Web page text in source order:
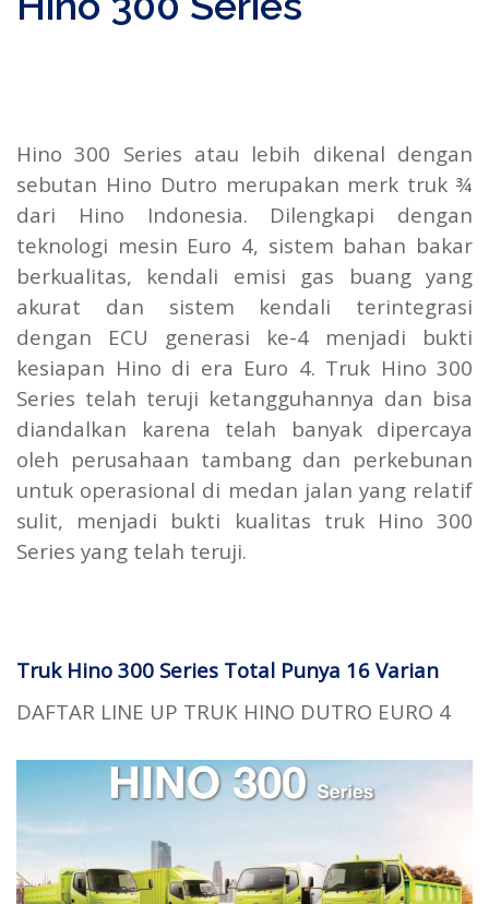
Hino 300 Series atau lebih dikenal dengan
sebutan Hino Dutro merupakan merk truk ¾
dari Hino Indonesia. Dilengkapi dengan
teknologi mesin Euro 4, sistem bahan bakar
berkualitas, kendali emisi gas buang yang
akurat dan sistem kendali terintegrasi
dengan ECU generasi ke-4 menjadi bukti
kesiapan Hino di era Euro 4. Truk Hino 300
Series telah teruji ketangguhannya dan bisa
diandalkan karena telah banyak dipercaya
oleh perusahaan tambang dan perkebunan
untuk operasional di medan jalan yang relatif
sulit, menjadi bukti kualitas truk Hino 300
Series yang telah teruji.
Truk Hino 300 Series Total Punya 16 Varian
DAFTAR LINE UP TRUK HINO DUTRO EURO 4